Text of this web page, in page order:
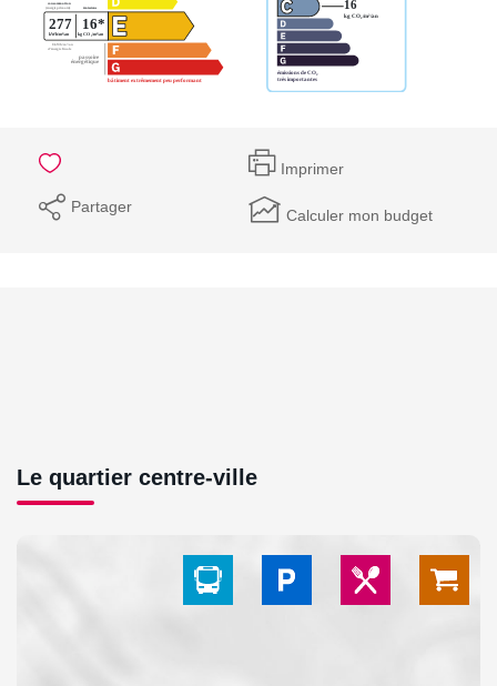
Imprimer
Partager Calculer mon budget
Le quartier centre-ville